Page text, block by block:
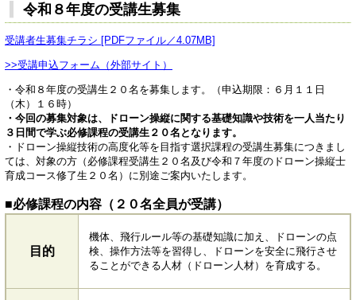
令和８年度の受講生募集
受講者生募集チラシ [PDFファイル／4.07MB]
>>受講申込フォーム（外部サイト）
・令和８年度の受講生２０名を募集します。（申込期限：６月１１日
（木）１６時）
・今回の募集対象は、ドローン操縦に関する基礎知識や技術を一人当たり
３日間で学ぶ必修課程の受講生２０名となります。
・ドローン操縦技術の高度化等を目指す選択課程の受講生募集につきまし
ては、対象の方（必修課程受講生２０名及び令和７年度のドローン操縦士
育成コース修了生２０名）に別途ご案内いたします。
■必修課程の内容（２０名全員が受講）
目的
機体、飛行ルール等の基礎知識に加え、ドローンの点
検、操作方法等を習得し、ドローンを安全に飛行させ
ることができる人材（ドローン人材）を育成する。